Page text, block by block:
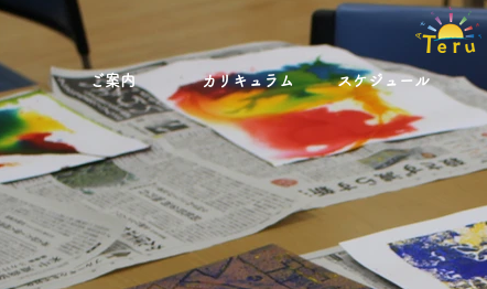
ご案内 カリキュラム スケジュール